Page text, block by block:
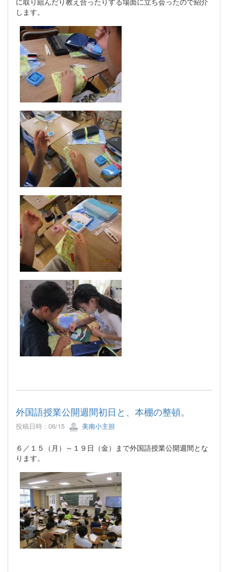
します。
外国語授業公開週間初日と、本棚の整頓。
投稿日時 : 06/15 美南小主担
６／１５（月）～１９日（金）まで外国語授業公開週間とな
ります。